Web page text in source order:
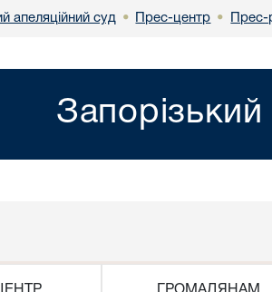
апеляційний суд • Прес-центр • Прес-